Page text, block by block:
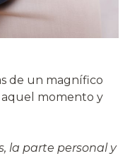
de un magnífico
momento y
la parte personal y